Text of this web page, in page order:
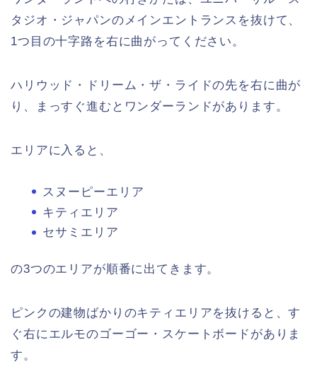
タジオ・ジャパンのメインエントランスを抜けて、
1つ目の十字路を右に曲がってください。
ハリウッド・ドリーム・ザ・ライドの先を右に曲が
り、まっすぐ進むとワンダーランドがあります。
エリアに入ると、
スヌーピーエリア
キティエリア
セサミエリア
の3つのエリアが順番に出てきます。
ピンクの建物ばかりのキティエリアを抜けると、す
ぐ右にエルモのゴーゴー・スケートボードがありま
す。